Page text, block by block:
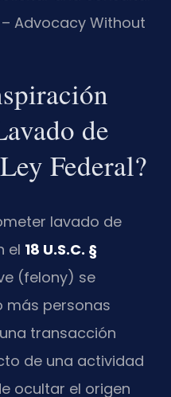
– Advocacy Without
de
Federal?
lavado de
el 18 U.S.C. §
(felony) se
más personas
transacción
de una actividad
ocultar el origen